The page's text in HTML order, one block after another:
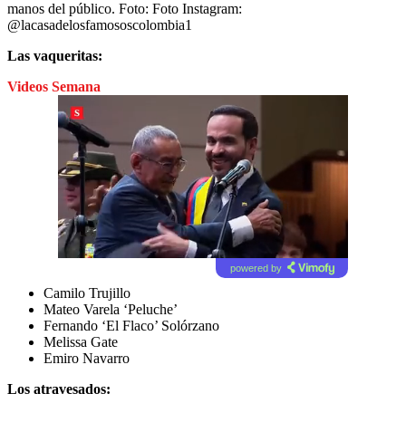
manos del público. Foto: Foto Instagram:
@lacasadelosfamososcolombia1
Las vaqueritas:
Videos Semana
powered by
Camilo Trujillo
Mateo Varela ‘Peluche’
Fernando ‘El Flaco’ Solórzano
Melissa Gate
Emiro Navarro
Los atravesados: